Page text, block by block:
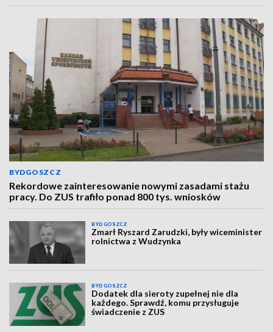
BYDGOSZCZ
Rekordowe zainteresowanie nowymi zasadami stażu
pracy. Do ZUS trafiło ponad 800 tys. wniosków
BYDGOSZCZ
Zmarł Ryszard Zarudzki, były wiceminister
rolnictwa z Wudzynka
BYDGOSZCZ
Dodatek dla sieroty zupełnej nie dla
każdego. Sprawdź, komu przysługuje
świadczenie z ZUS